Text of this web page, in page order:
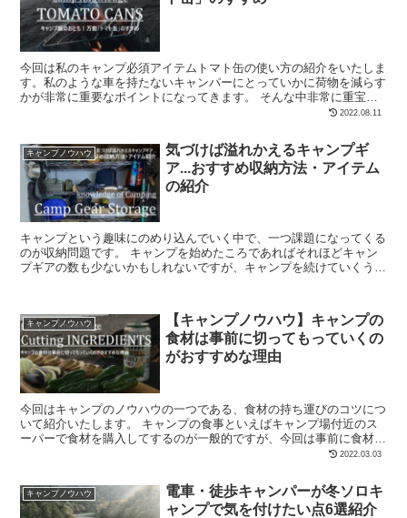
今回は私のキャンプ必須アイテムトマト缶の使い方の紹介をいたしま
す。私のような車を持たないキャンパーにとっていかに荷物を減らす
かが非常に重要なポイントになってきます。 そんな中非常に重宝す
2022.08.11
キャンプノウハウ
気づけば溢れかえるキャンプギ
ア...おすすめ収納方法・アイテム
の紹介
キャンプという趣味にのめり込んでいく中で、一つ課題になってくる
のが収納問題です。 キャンプを始めたころであればそれほどキャン
プギアの数も少ないかもしれないですが、キャンプを続けていくうち
キャンプノウハウ
【キャンプノウハウ】キャンプの
食材は事前に切ってもっていくの
がおすすめな理由
今回はキャンプのノウハウの一つである、食材の持ち運びのコツにつ
いて紹介いたします。 キャンプの食事といえばキャンプ場付近のス
ーパーで食材を購入してするのが一般的ですが、今回は事前に食材を
2022.03.03
キャンプノウハウ
電車・徒歩キャンパーが冬ソロキ
ャンプで気を付けたい点6選紹介